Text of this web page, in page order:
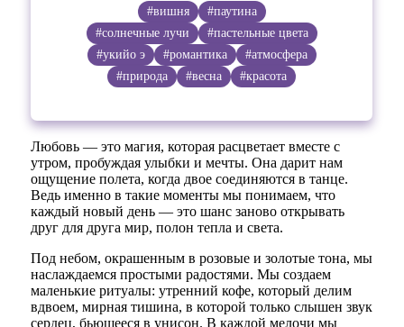
#вишня
#паутина
#солнечные лучи
#пастельные цвета
#укийо э
#романтика
#атмосфера
#природа
#весна #красота
Любовь — это магия, которая расцветает вместе с
утром, пробуждая улыбки и мечты. Она дарит нам
ощущение полета, когда двое соединяются в танце.
Ведь именно в такие моменты мы понимаем, что
каждый новый день — это шанс заново открывать
друг для друга мир, полон тепла и света.
Под небом, окрашенным в розовые и золотые тона, мы
наслаждаемся простыми радостями. Мы создаем
маленькие ритуалы: утренний кофе, который делим
вдвоем, мирная тишина, в которой только слышен звук
сердец, бьющееся в унисон. В каждой мелочи мы